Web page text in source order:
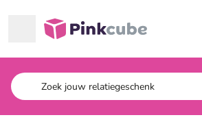
Pinkcube